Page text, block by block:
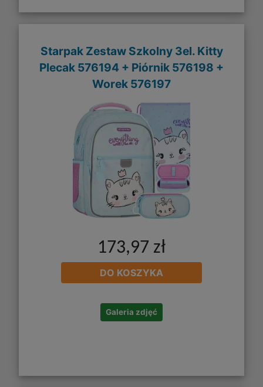
Starpak Zestaw Szkolny 3el. Kitty
Plecak 576194 + Piórnik 576198 +
Worek 576197
173,97 zł
DO KOSZYKA
Galeria zdjęć